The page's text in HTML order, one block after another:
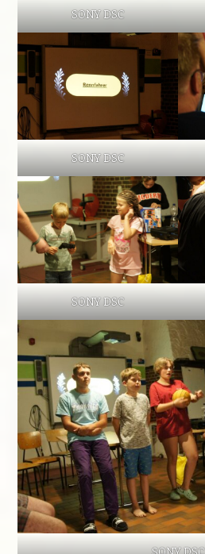
SONY DSC
SONY DSC
SONY DSC